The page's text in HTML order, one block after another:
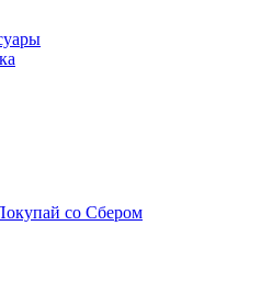
со Сбером